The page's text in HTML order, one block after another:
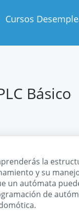
Cursos
Básico
la
y su
un autómata
de